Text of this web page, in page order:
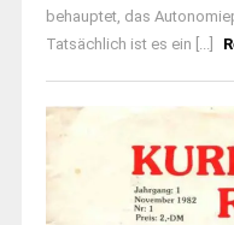
behauptet, das
Tatsächlich ist es ein [...]